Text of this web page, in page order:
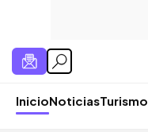
InicioNoticiasTurismo